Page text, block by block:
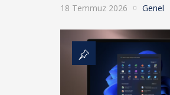
18 Temmuz 2026
Genel